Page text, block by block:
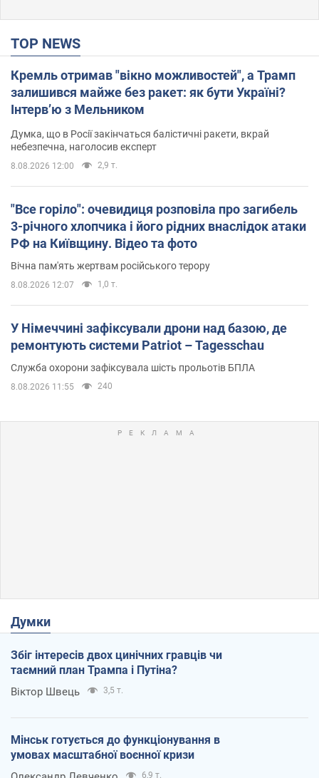
TOP NEWS
Кремль отримав "вікно можливостей", а Трамп
залишився майже без ракет: як бути Україні?
Інтерв’ю з Мельником
Думка, що в Росії закінчаться балістичні ракети, вкрай
небезпечна, наголосив експерт
8.08.2026 12:00 2,9 т.
"Все горіло": очевидиця розповіла про загибель
3-річного хлопчика і його рідних внаслідок атаки
РФ на Київщину. Відео та фото
Вічна пам'ять жертвам російського терору
8.08.2026 12:07 1,0 т.
У Німеччині зафіксували дрони над базою, де
ремонтують системи Patriot – Tagesschau
Служба охорони зафіксувала шість прольотів БПЛА
8.08.2026 11:55 240
Думки
Збіг інтересів двох цинічних гравців чи
таємний план Трампа і Путіна?
Віктор Швець 3,5 т.
Мінськ готується до функціонування в
умовах масштабної воєнної кризи
6,9 т.